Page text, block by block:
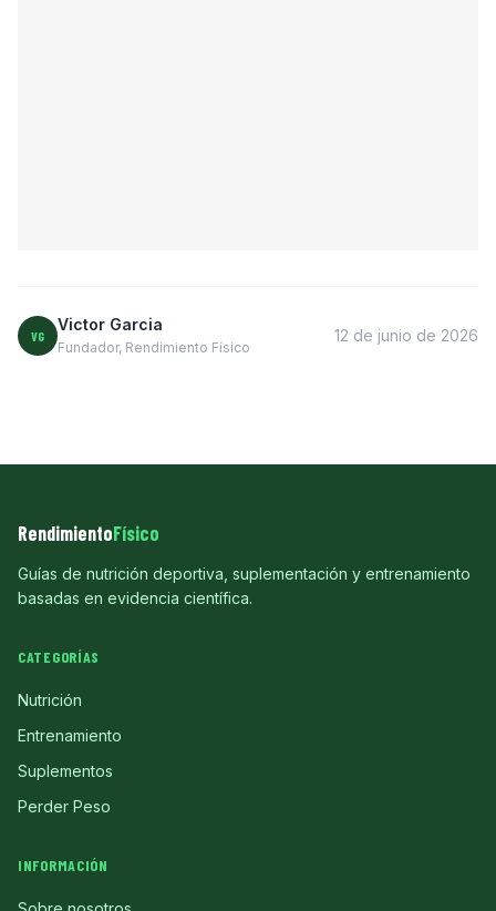
VG
Victor Garcia
Fundador, Rendimiento Físico
12 de junio de 2026
RendimientoFísico
Guías de nutrición deportiva, suplementación y entrenamiento
basadas en evidencia científica.
CATEGORÍAS
Nutrición
Entrenamiento
Suplementos
Perder Peso
INFORMACIÓN